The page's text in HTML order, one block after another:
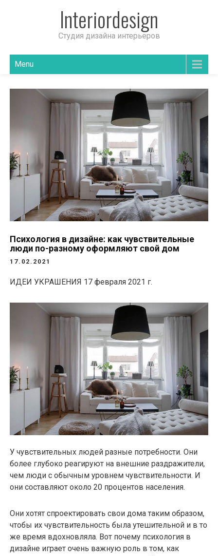
Interiordesign
Студия дизайна интерьеров
Menu
Психология в дизайне: как чувствительные
люди по-разному оформляют свой дом
17.02.2021
ИДЕИ УКРАШЕНИЯ 17 февраля 2021 г.
У чувствительных людей разные потребности. Они
более глубоко реагируют на внешние раздражители,
чем люди с обычным уровнем чувствительности. И
они составляют около 20 процентов населения.
Они хотят спроектировать свои дома таким образом,
чтобы их чувствительность была утешительной и в то
же время вдохновляла. Вот почему психология в
дизайне играет очень важную роль в том, как